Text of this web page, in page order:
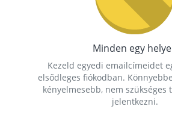
Minden egy
Kezeld egyedi emailcímeidet
elsődleges fiókodban.
kényelmesebb, nem szükséges
jelentkezni.